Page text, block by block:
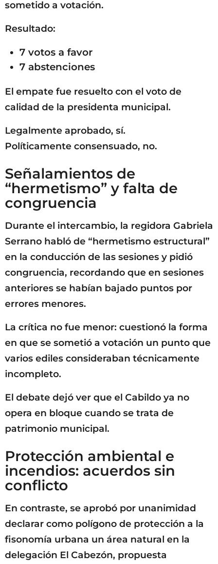
sometido a votación.
Resultado:
7 votos a favor
7 abstenciones
El empate fue resuelto con el voto de
calidad de la presidenta municipal.
Legalmente aprobado, sí.
Políticamente consensuado, no.
Señalamientos de
“hermetismo” y falta de
congruencia
Durante el intercambio, la regidora Gabriela
Serrano habló de “hermetismo estructural”
en la conducción de las sesiones y pidió
congruencia, recordando que en sesiones
anteriores se habían bajado puntos por
errores menores.
La crítica no fue menor: cuestionó la forma
en que se sometió a votación un punto que
varios ediles consideraban técnicamente
incompleto.
El debate dejó ver que el Cabildo ya no
opera en bloque cuando se trata de
patrimonio municipal.
Protección ambiental e
incendios: acuerdos sin
conflicto
En contraste, se aprobó por unanimidad
declarar como polígono de protección a la
fisonomía urbana un área natural en la
delegación El Cabezón, propuesta